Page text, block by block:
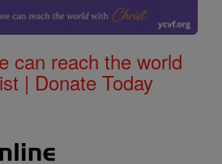
can reach the world
| Donate Today